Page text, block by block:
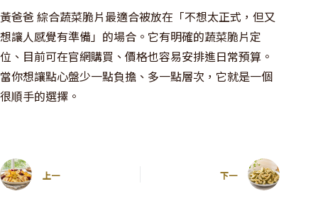
黃爸爸 綜合蔬菜脆片最適合被放在「不想太正式，但又
想讓人感覺有準備」的場合。它有明確的蔬菜脆片定
位、目前可在官網購買、價格也容易安排進日常預算。
當你想讓點心盤少一點負擔、多一點層次，它就是一個
很順手的選擇。
上一 下一